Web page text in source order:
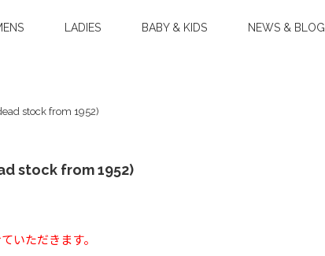
LADIES BABY & KIDS NEWS & BLOG
stock from 1952)
stock from 1952)
いただきます。